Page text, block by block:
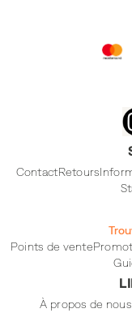
ContactRetours
Points de vente
À propos de nous